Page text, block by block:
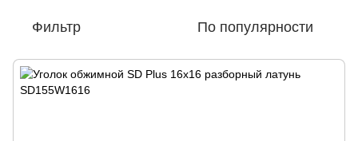
Фильтр По популярности